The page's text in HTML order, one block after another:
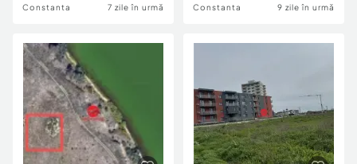
Constanta 7 zile în urmă Constanta 9 zile în urmă